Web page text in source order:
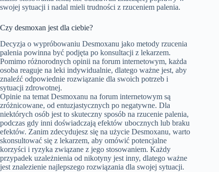
swojej sytuacji i nadal mieli trudności z rzuceniem palenia.
Czy desmoxan jest dla ciebie?
Decyzja o wypróbowaniu Desmoxanu jako metody rzucenia
palenia powinna być podjęta po konsultacji z lekarzem.
Pomimo różnorodnych opinii na forum internetowym, każda
osoba reaguje na leki indywidualnie, dlatego ważne jest, aby
znaleźć odpowiednie rozwiązanie dla swoich potrzeb i
sytuacji zdrowotnej.
Opinie na temat Desmoxanu na forum internetowym są
zróżnicowane, od entuzjastycznych po negatywne. Dla
niektórych osób jest to skuteczny sposób na rzucenie palenia,
podczas gdy inni doświadczają efektów ubocznych lub braku
efektów. Zanim zdecydujesz się na użycie Desmoxanu, warto
skonsultować się z lekarzem, aby omówić potencjalne
korzyści i ryzyka związane z jego stosowaniem. Każdy
przypadek uzależnienia od nikotyny jest inny, dlatego ważne
jest znalezienie najlepszego rozwiązania dla swojej sytuacji.